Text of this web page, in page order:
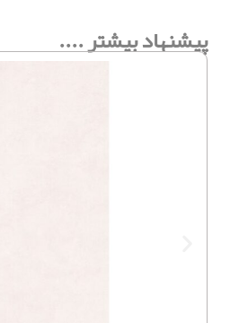
پیشنهاد بیشتر ....